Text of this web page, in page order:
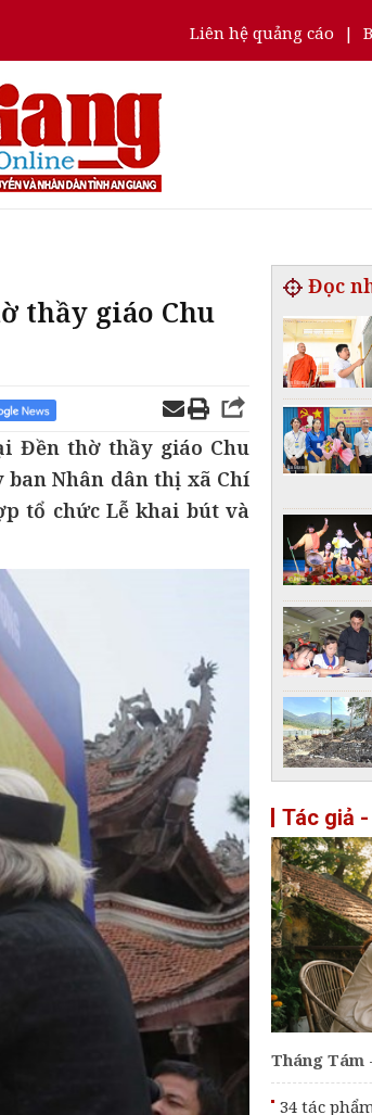
Liên hệ quảng cáo |
thầy giáo Chu
Đền thờ thầy giáo Chu
Nhân dân thị xã Chí
tổ chức Lễ khai bút và
Đọc
Tác giả
Tháng Tám
34 tác